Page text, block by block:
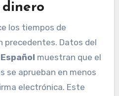
los tiempos de
precedentes. Datos del
muestran que el
se aprueban en menos
electrónica. Este